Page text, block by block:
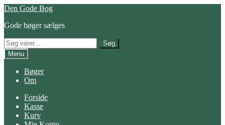
Spring
navigation
Spring
indhold
Den Gode Bog
Gode bøger sælges
Søg
efter:
Søg
Menu
Bøger
Om
Forside
Kasse
Kurv